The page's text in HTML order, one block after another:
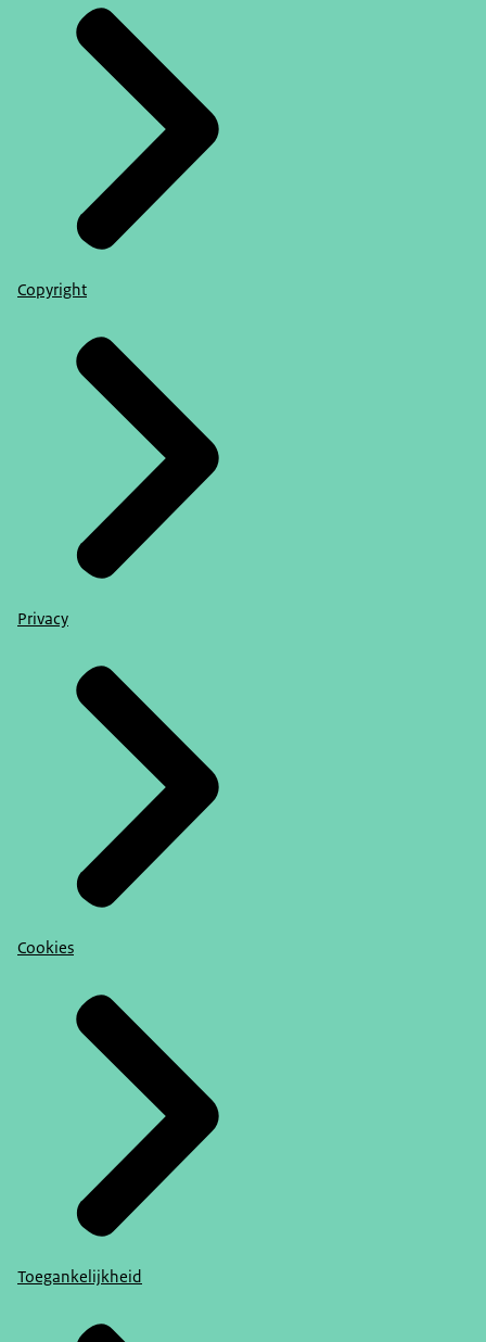
eigenlijk lastig dat je ook nog een Raad van State
hebt, want dat is een soort sta-in-de-weg. Of
andere juridische organen die bewaken dat de
dingen ordentelijk verlopen in onze samenleving.
En je ziet ook dat mensen vinden dat de
meerderheid maar moet bepalen welke kant het
op gaat. En dat de belangrijke bescherming van
minderheden, de belangen van minderheden in
ons land wat minder belangrijk gevonden worden.
afkalven dan is dat een groot gevaar voor een
Anic van Damme
Helder! Ja, precies, waar we afgelopen jaren zo
hard ons best voor hebben gedaan, als
samenleving, natuurlijk om zo'n democratisch
sterk systeem op te zetten.
Karen van Oudenhoven
Dat klopt.
elkaar kijken.
Karen van Oudenhoven
Dat klopt en dat betekent dat je moet
samenwerken en dat je ook moet accepteren dat
je coalities hebt met partijen die niet overal
hetzelfde over denken. Maar dat wil niet zeggen
dat je niet gezamenlijk toch oplossingen kunt
genereren voor problemen.
Ja, mooi advies richting Den Haag zou ik zeggen.
daar vorig jaar je oratie aan. Je hield er de
afgelopen tijd verschillende lezingen over. En
daarin benadruk je hoe belangrijk veerkracht en
gemeenschapszin zijn in een tijd van crisisdreiging.
Vandaag wil ik graag met je onderzoeken hoe staat
het ervoor met onze maatschappelijke
weerbaarheid. Waar zit de veerkracht in de
samenleving? En ik ben ook wel benieuwd waar
nog niet? En wat kunnen overheid en lokale
gemeenschappen doen om die veerkracht te
waarom? Ik las dat je eerder had aangegeven. We
Copyright
Privacy
Cookies
Toegankelijkheid